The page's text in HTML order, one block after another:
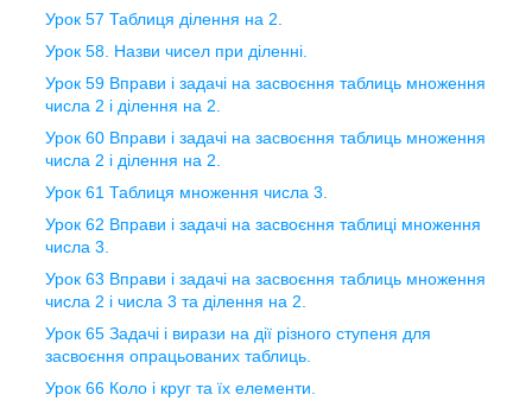
Урок 57 Таблиця ділення на 2.
Урок 58. Назви чисел при діленні.
Урок 59 Вправи і задачі на засвоєння таблиць множення
числа 2 і ділення на 2.
Урок 60 Вправи і задачі на засвоєння таблиць множення
числа 2 і ділення на 2.
Урок 61 Таблиця множення числа 3.
Урок 62 Вправи і задачі на засвоєння таблиці множення
числа 3.
Урок 63 Вправи і задачі на засвоєння таблиць множення
числа 2 і числа 3 та ділення на 2.
Урок 65 Задачі і вирази на дії різного ступеня для
засвоєння опрацьованих таблиць.
Урок 66 Коло і круг та їх елементи.